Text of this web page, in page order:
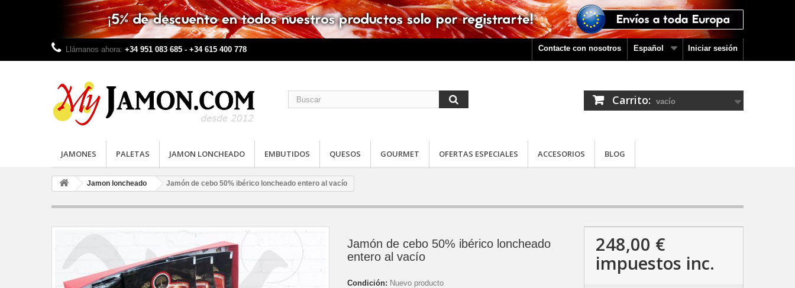
Iniciar sesión
Español
Contacte con nosotros
Llámanos ahora: +34 951 083 685 - +34 615 400 778
Carrito: vacío
JAMONES PALETAS JAMON LONCHEADO EMBUTIDOS QUESOS GOURMET OFERTAS ESPECIALES ACCESORIOS BLOG
Jamon loncheado Jamón de cebo 50% ibérico loncheado entero al vacío
Jamón de cebo 50% ibérico loncheado
entero al vacío
Condición: Nuevo producto
248,00 €
impuestos inc.